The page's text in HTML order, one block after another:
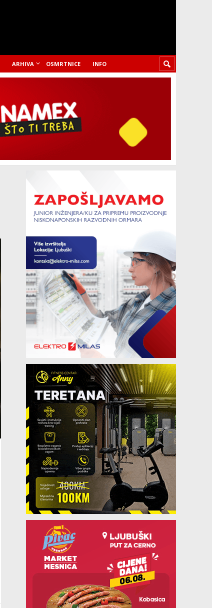
ARHIVA OSMRTNICE INFO